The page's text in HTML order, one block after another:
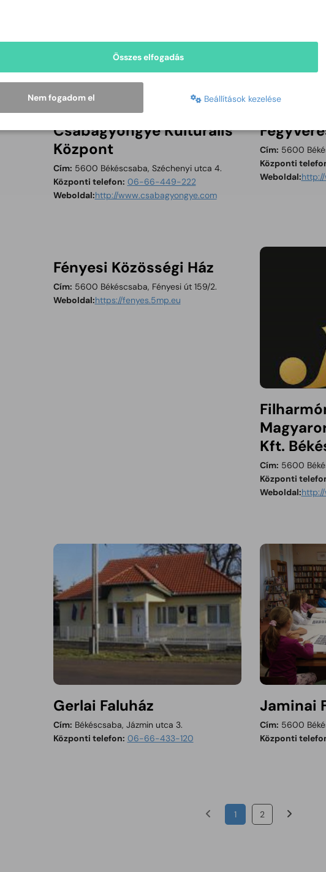
Csabagyöngye Kulturális
Központ
Cím: 5600 Békéscsaba, Széchenyi utca 4.
Központi telefon: 06-66-449-222
Weboldal:Tartalom megnyitása új ablakban
http://www.csabagyongye.com
Cím: 5600
Központi
Weboldal:
Fényesi Közösségi Ház
Cím: 5600 Békéscsaba, Fényesi út 159/2.
Weboldal:Tartalom megnyitása új ablakban
https://fenyes.5mp.eu
Kft.
Cím: 5600
Központi
Weboldal:
Gerlai Faluház
Cím: Békéscsaba, Jázmin utca 3.
Központi telefon: 06-66-433-120
Jaminai
Cím: 5600
Központi
1 2
Összes elfogadás
Nem fogadom el Beállítások kezelése